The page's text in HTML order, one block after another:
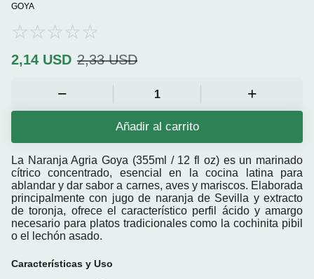
GOYA
2,14 USD 2,33 USD
Añadir al carrito
La Naranja Agria Goya (355ml / 12 fl oz)es un marinado
cítrico concentrado, esencial en la cocina latina para
ablandar y dar sabor a carnes, aves y mariscos. Elaborada
principalmente con jugo de naranja de Sevilla y extracto
de toronja, ofrece el característico perfil ácido y amargo
necesario para platos tradicionales como la cochinita pibil
o el lechón asado.
Características y Uso